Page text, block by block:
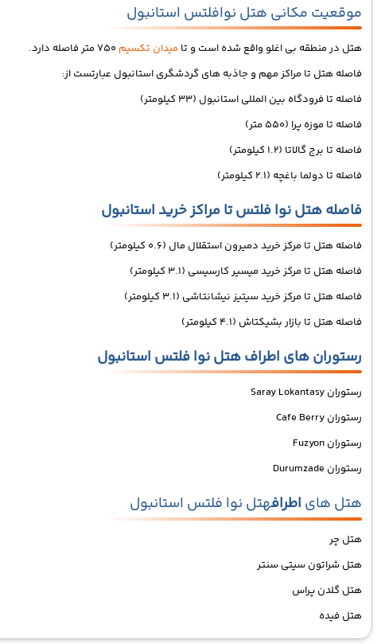
موقعیت مکانی هتل نوافلتس استانبول
هتل در منطقه بی اغلو واقع شده است و تا میدان تکسیم
فاصله هتل تا مراکز مهم و جاذبه های گردشگری استانبول عبارتست از:
فاصله تا فرودگاه بین المللی استانبول (33 کیلومتر)
فاصله تا موزه پرا (550 متر)
فاصله تا برج گالاتا (1.2 کیلومتر)
فاصله تا دولما باغچه (2.1 کیلومتر)
فاصله هتل نوا فلتس تا مراکز خرید استانبول
فاصله هتل تا مرکز خرید دمیرون استقلال مال (0.6 کیلومتر)
فاصله هتل تا مرکز خرید میسیر کارسیسی (3.1 کیلومتر)
فاصله هتل تا مرکز خرید سیتیز نیشانتاشی (3.1 کیلومتر)
فاصله هتل تا بازار بشیکتاش (4.1 کیلومتر)
رستوران های اطراف هتل نوا فلتس استانبول
رستوران Saray Lokantasy
رستوران Cafe Berry
رستوران Fuzyon
رستوران Durumzade
هتل های اطرافهتل نوا فلتس استانبول
هتل چر
هتل شراتون سیتی سنتر
هتل گلدن پراس
هتل فیده